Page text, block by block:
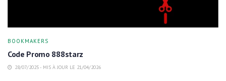
BOOKMAKERS
Code Promo 888starz
28/07/2025 - MIS À JOUR LE 21/04/2026